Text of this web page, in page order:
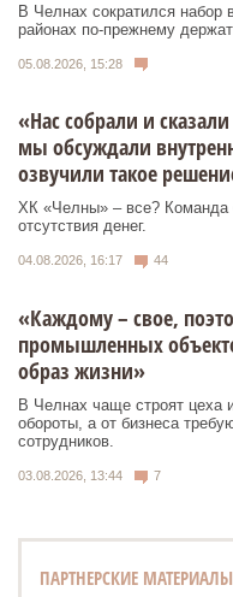
В Челнах сократился
районах по-прежнему держат
05.08.2026, 15:28
«Нас собрали и
мы обсуждали
озвучили такое
ХК «Челны» – все? Команда
отсутствия денег.
04.08.2026, 16:17 44
«Каждому – свое,
промышленных
образ жизни»
В Челнах чаще строят цеха
обороты, а от бизнеса
сотрудников.
03.08.2026, 13:44 7
ПАРТНЕРСКИЕ МАТЕРИАЛЫ